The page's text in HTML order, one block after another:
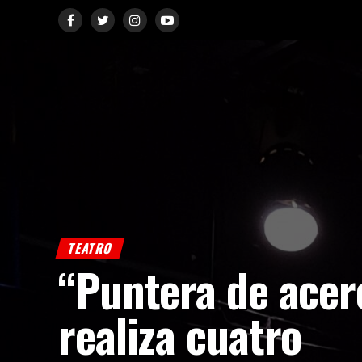
TEATRO
“Puntera de
realiza cuatro